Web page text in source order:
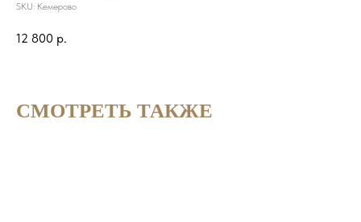
SKU: Кемерово
12 800 р.
СМОТРЕТЬ ТАКЖЕ